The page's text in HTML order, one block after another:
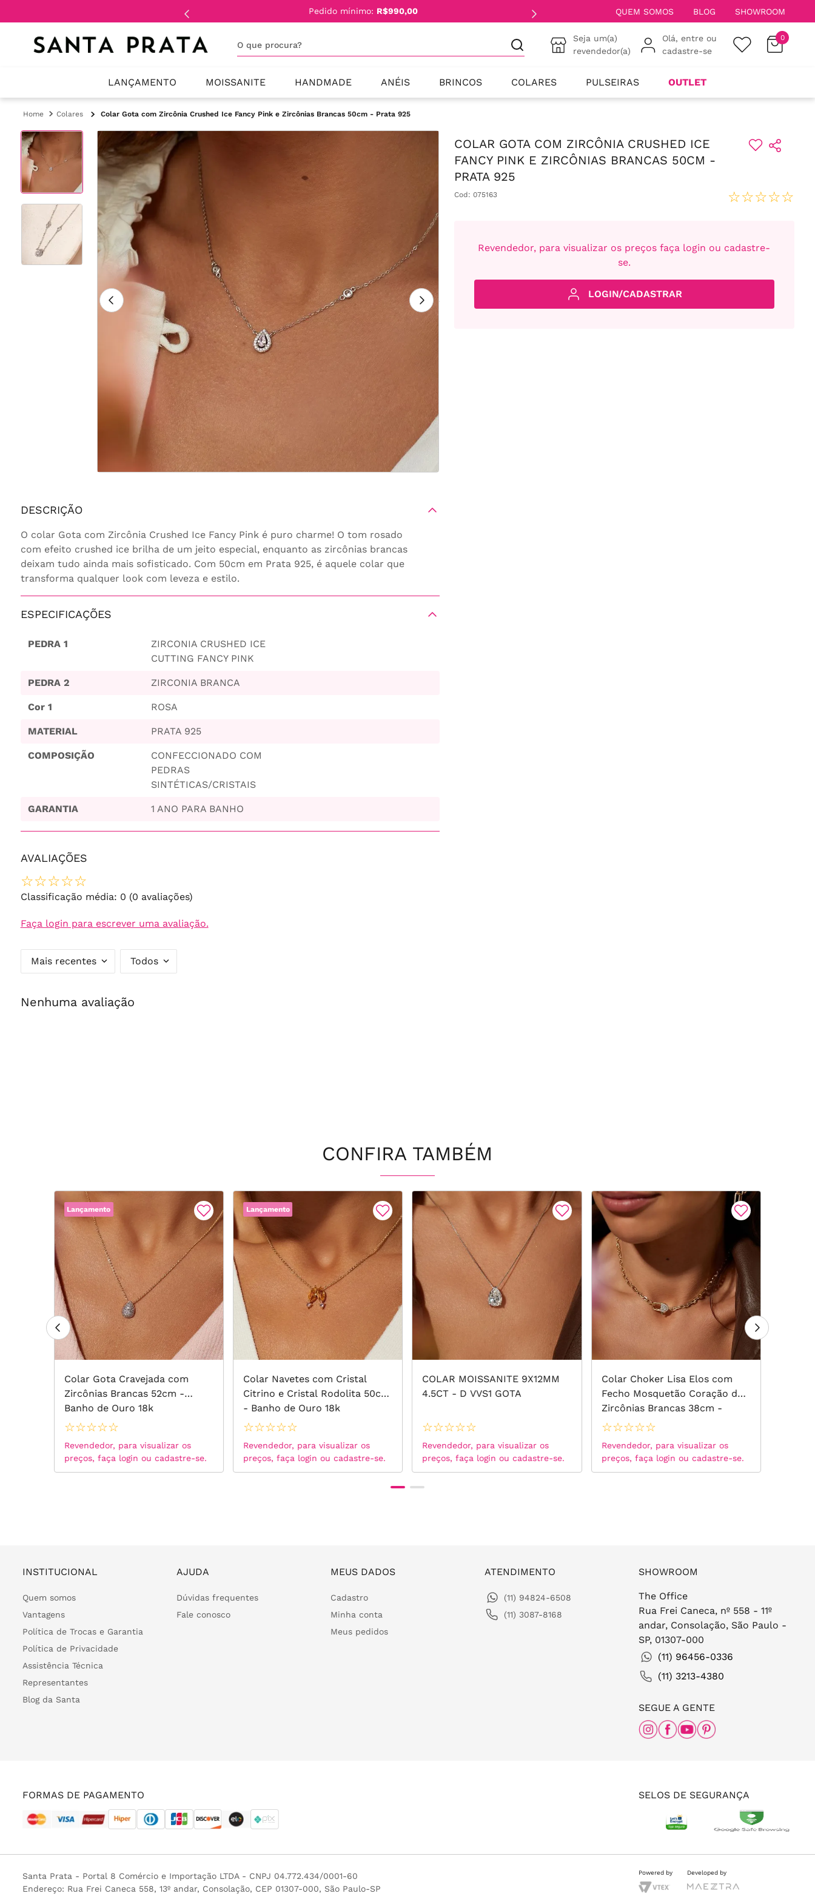
Pedido mínimo: R$990,00 QUEM SOMOS BLOG SHOWROOM
Seja um(a)
revendedor(a)
Olá, entre ou
cadastre-se
0
LANÇAMENTO MOISSANITE HANDMADE ANÉIS BRINCOS COLARES PULSEIRAS OUTLET
Colares Colar Gota com Zircônia Crushed Ice Fancy Pink e Zircônias Brancas 50cm - Prata 925
DESCRIÇÃO
O colar Gota com Zircônia Crushed Ice Fancy Pink é puro charme! O tom rosado
com efeito crushed ice brilha de um jeito especial, enquanto as zircônias brancas
deixam tudo ainda mais sofisticado. Com 50cm em Prata 925, é aquele colar que
transforma qualquer look com leveza e estilo.
ESPECIFICAÇÕES
PEDRA 1
ZIRCONIA CRUSHED ICE
CUTTING FANCY PINK
PEDRA 2 ZIRCONIA BRANCA
Cor 1 ROSA
MATERIAL PRATA 925
COMPOSIÇÃO
CONFECCIONADO COM
PEDRAS
SINTÉTICAS/CRISTAIS
GARANTIA 1 ANO PARA BANHO
AVALIAÇÕES
☆☆☆☆☆
Classificação média: 0 (0 avaliações)
Faça login para escrever uma avaliação.
Mais recentes Todos
Nenhuma avaliação
COLAR GOTA COM ZIRCÔNIA CRUSHED ICE
FANCY PINK E ZIRCÔNIAS BRANCAS 50CM -
PRATA 925
Cod: 075163 ☆☆☆☆☆
Revendedor, para visualizar os preços faça login ou cadastre-
se.
LOGIN/CADASTRAR
CONFIRA TAMBÉM
Lançamento
Colar Gota Cravejada com
Zircônias Brancas 52cm -
Banho de Ouro 18k
☆☆☆☆☆
Revendedor, para visualizar os
preços, faça login ou cadastre-se.
Lançamento
Colar Navetes com Cristal
Citrino e Cristal Rodolita 50cm
- Banho de Ouro 18k
☆☆☆☆☆
Revendedor, para visualizar os
preços, faça login ou cadastre-se.
COLAR MOISSANITE 9X12MM
4.5CT - D VVS1 GOTA
☆☆☆☆☆
Revendedor, para visualizar os
preços, faça login ou cadastre-se.
Colar Choker Lisa Elos com
Fecho Mosquetão Coração de
Zircônias Brancas 38cm -
Banho de Ouro 18k
☆☆☆☆☆
Revendedor, para visualizar os
preços, faça login ou cadastre-se.
INSTITUCIONAL
Quem somos
Vantagens
Política de Trocas e Garantia
Política de Privacidade
Assistência Técnica
Representantes
Blog da Santa
AJUDA
Dúvidas frequentes
Fale conosco
MEUS DADOS
Cadastro
Minha conta
Meus pedidos
ATENDIMENTO
(11) 94824-6508
(11) 3087-8168
SHOWROOM
The Office
Rua Frei Caneca, nº 558 - 11º
andar, Consolação, São Paulo -
SP, 01307-000
(11) 96456-0336
(11) 3213-4380
SEGUE A GENTE
FORMAS DE PAGAMENTO SELOS DE SEGURANÇA
Santa Prata - Portal 8 Comércio e Importação LTDA - CNPJ 04.772.434/0001-60
Endereço: Rua Frei Caneca 558, 13º andar, Consolação, CEP 01307-000, São Paulo-SP
Powered by Developed by